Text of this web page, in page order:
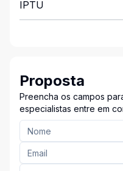
IPTU
Proposta
Preencha os campos
especialistas entre em